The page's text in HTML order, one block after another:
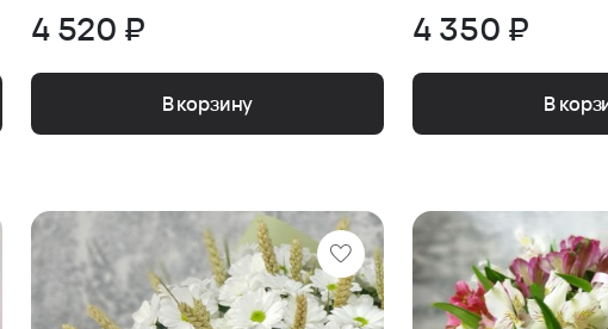
4 520 ₽
В корзину
4 350 ₽
В